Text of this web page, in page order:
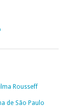
Rousseff
de São Paulo